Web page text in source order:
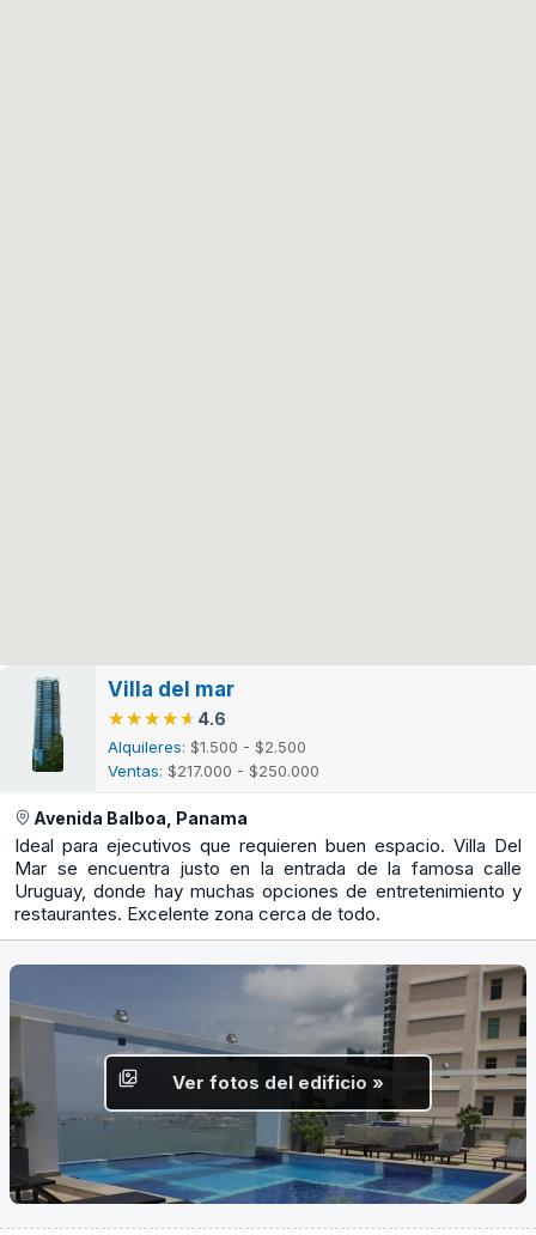
Villa del mar
★★★★★
★★★★★ 4.6
Alquileres: $1.500 - $2.500
Ventas: $217.000 - $250.000
Avenida Balboa, Panama
Ideal para ejecutivos que requieren buen espacio. Villa Del
Mar se encuentra justo en la entrada de la famosa calle
Uruguay, donde hay muchas opciones de entretenimiento y
restaurantes. Excelente zona cerca de todo.
Ver fotos del edificio »